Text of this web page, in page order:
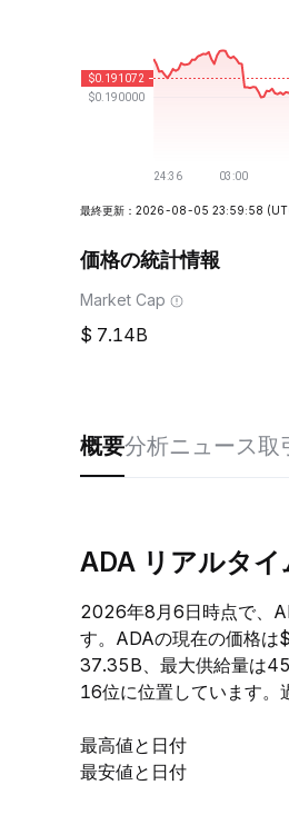
最終更新：2026-08-05 23:59:58
価格の統計情報
Market Cap
7.14B
概要分析ニュース取
ADA リアルタイ
2026年8月6日時点で、
す。ADAの現在の価格
37.35B、最大供給量は
16位に位置しています
最高値と日付
最安値と日付